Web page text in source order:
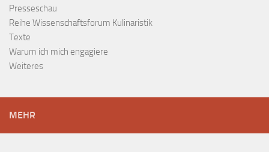
Presseschau
Reihe Wissenschaftsforum Kulinaristik
Texte
Warum ich mich engagiere
Weiteres
MEHR